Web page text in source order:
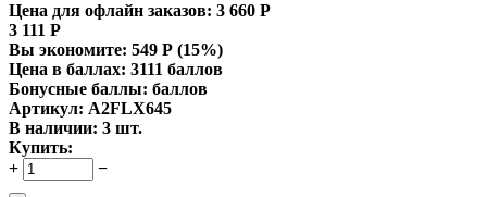
Цена для офлайн заказов: 3 660 Р
3 111 Р
Вы экономите: 549 Р (15%)
Цена в баллах: 3111 баллов
Бонусные баллы: баллов
Артикул: A2FLX645
В наличии: 3 шт.
Купить:
+
−